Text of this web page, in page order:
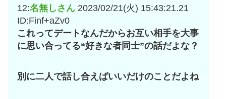
12:名無しさん 2023/02/21(火) 15:43:21.21
ID:Finf+aZv0
これってデートなんだからお互い相手を大事
に思い合ってる“好きな者同士”の話だよな？
別に二人で話し合えばいいだけのことだよね